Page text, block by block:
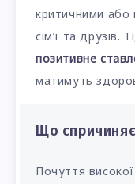
критичними або
сім’ї та друзів.
позитивне
матимуть
Що
Почуття